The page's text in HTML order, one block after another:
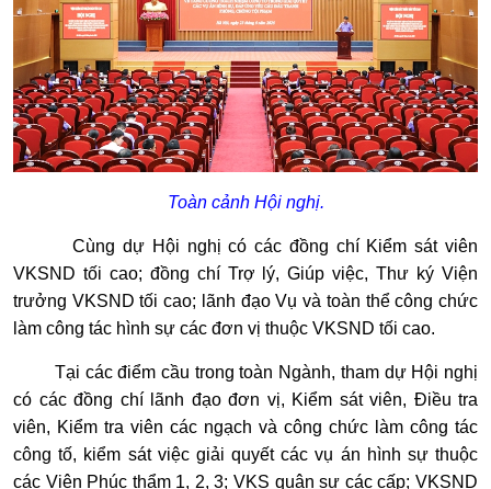
Toàn cảnh Hội nghị.
Cùng dự Hội nghị có các đồng chí Kiểm sát viên
VKSND tối cao; đồng chí Trợ lý, Giúp việc, Thư ký Viện
trưởng VKSND tối cao; lãnh đạo Vụ và toàn thể công chức
làm công tác hình sự các đơn vị thuộc VKSND tối cao.
Tại các điểm cầu trong toàn Ngành, tham dự Hội nghị
có các đồng chí lãnh đạo đơn vị, Kiểm sát viên, Điều tra
viên, Kiểm tra viên các ngạch và công chức làm công tác
công tố, kiểm sát việc giải quyết các vụ án hình sự thuộc
các Viện Phúc thẩm 1, 2, 3; VKS quân sự các cấp; VKSND